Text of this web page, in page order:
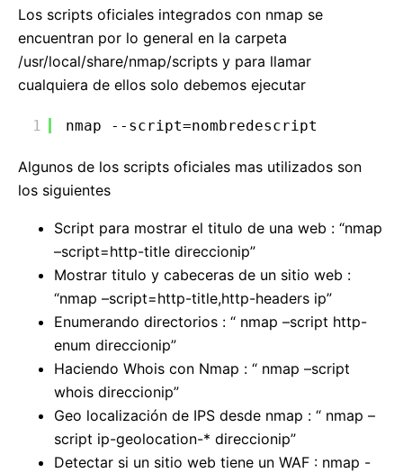
Los scripts oficiales integrados con nmap se
encuentran por lo general en la carpeta
/usr/local/share/nmap/scripts y para llamar
cualquiera de ellos solo debemos ejecutar
1 nmap --script=nombredescript
Algunos de los scripts oficiales mas utilizados son
los siguientes
Script para mostrar el titulo de una web : “nmap
–script=http-title direccionip”
Mostrar titulo y cabeceras de un sitio web :
“nmap –script=http-title,http-headers ip”
Enumerando directorios : “ nmap –script http-
enum direccionip”
Haciendo Whois con Nmap : “ nmap –script
whois direccionip”
Geo localización de IPS desde nmap : “ nmap –
script ip-geolocation-* direccionip”
Detectar si un sitio web tiene un WAF : nmap -